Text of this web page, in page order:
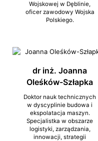
Wojskowej w Dęblinie,
oficer zawodowy Wojska
Polskiego.
dr inż. Joanna
Oleśków-Szłapka
Doktor nauk technicznych
w dyscyplinie budowa i
ekspolatacja maszyn.
Specjalistka w obszarze
logistyki, zarządzania,
innowacji, strategii